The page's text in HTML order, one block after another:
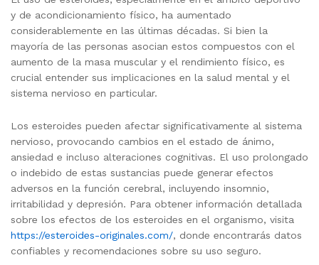
y de acondicionamiento físico, ha aumentado
considerablemente en las últimas décadas. Si bien la
mayoría de las personas asocian estos compuestos con el
aumento de la masa muscular y el rendimiento físico, es
crucial entender sus implicaciones en la salud mental y el
sistema nervioso en particular.
Los esteroides pueden afectar significativamente al sistema
nervioso, provocando cambios en el estado de ánimo,
ansiedad e incluso alteraciones cognitivas. El uso prolongado
o indebido de estas sustancias puede generar efectos
adversos en la función cerebral, incluyendo insomnio,
irritabilidad y depresión. Para obtener información detallada
sobre los efectos de los esteroides en el organismo, visita
https://esteroides-originales.com/, donde encontrarás datos
confiables y recomendaciones sobre su uso seguro.